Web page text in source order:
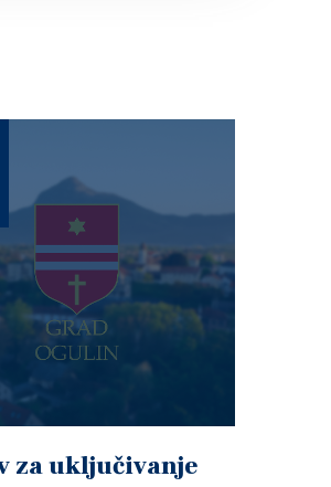
za uključivanje